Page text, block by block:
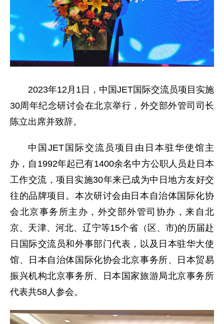
2023年12月1日，中国JET国际交流员项目实施
30周年纪念研讨会在北京举行，外交部外管司司长
陈立出席并致辞。
中国JET国际交流员项目由日本驻华使馆主
办，自1992年起已有1400余名中方公职人员赴日本
工作交流，项目实施30年来已成为中日地方友好交
往的品牌项目。本次研讨会由日本自治体国际化协
会北京事务所主办，外交部外管司协办，来自北
京、天津、河北、辽宁等15个省（区、市)的历届赴
日国际交流员和外事部门代表，以及日本驻华大使
馆、日本自治体国际化协会北京事务所、日本贸易
振兴机构北京事务所、日本国家旅游局北京事务所
代表共58人参会。